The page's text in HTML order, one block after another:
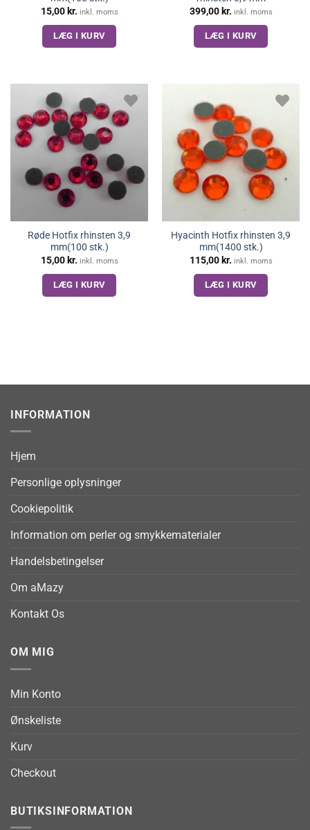
15,00 kr. inkl. moms
LÆG I KURV
399,00 kr. inkl. moms
LÆG I KURV
Røde Hotfix rhinsten 3,9
mm(100 stk.)
15,00kr. inkl. moms
LÆG I KURV
Hyacinth Hotfix rhinsten 3,9
mm(1400 stk.)
115,00kr. inkl. moms
LÆG I KURV
INFORMATION
Hjem
Personlige oplysninger
Cookiepolitik
Information om perler og smykkematerialer
Handelsbetingelser
Om aMazy
Kontakt Os
OM MIG
Min Konto
Ønskeliste
Kurv
Checkout
BUTIKSINFORMATION